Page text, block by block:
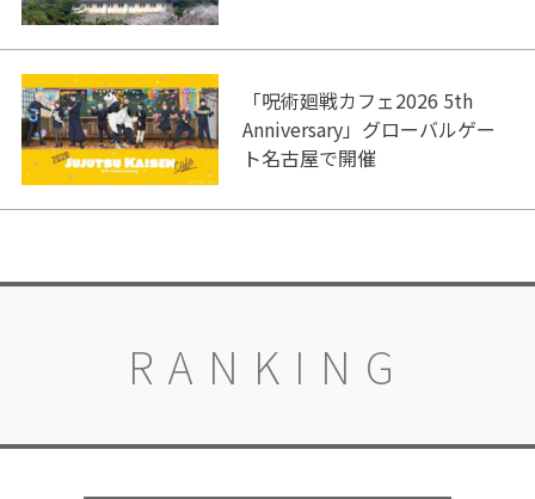
「呪術廻戦カフェ2026 5th
Anniversary」グローバルゲー
ト名古屋で開催
RANKING